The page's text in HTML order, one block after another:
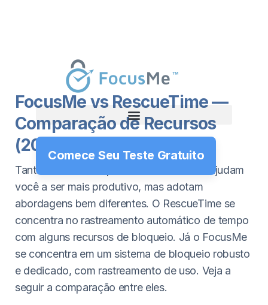
Comece Seu Teste Gratuito
FocusMe vs RescueTime —
Comparação de Recursos
(2026)
Tanto o FocusMe quanto o RescueTime ajudam
você a ser mais produtivo, mas adotam
abordagens bem diferentes. O RescueTime se
concentra no rastreamento automático de tempo
com alguns recursos de bloqueio. Já o FocusMe
se concentra em um sistema de bloqueio robusto
e dedicado, com rastreamento de uso. Veja a
seguir a comparação entre eles.